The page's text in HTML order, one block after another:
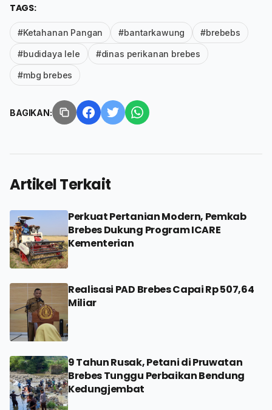
TAGS:
#Ketahanan Pangan #bantarkawung #brebebs
#budidaya lele #dinas perikanan brebes
#mbg brebes
BAGIKAN:
Artikel Terkait
Perkuat Pertanian Modern, Pemkab
Brebes Dukung Program ICARE
Kementerian
Realisasi PAD Brebes Capai Rp 507,64
Miliar
9 Tahun Rusak, Petani di Pruwatan
Brebes Tunggu Perbaikan Bendung
Kedungjembat